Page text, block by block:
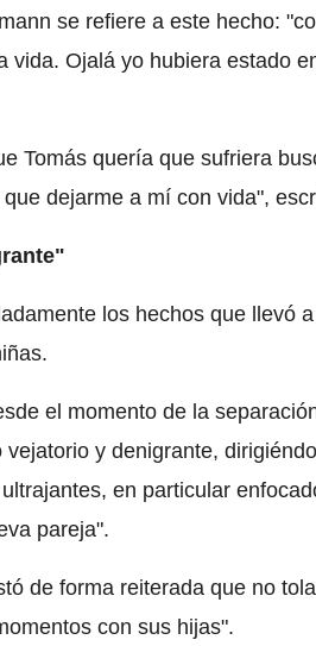
se refiere a este hecho:
vida. Ojalá yo hubiera estado
Tomás quería que sufriera
dejarme a mí con vida",
los hechos que llevó
el momento de la
y denigrante,
en particular
pareja".
de forma reiterada que no
con sus hijas".